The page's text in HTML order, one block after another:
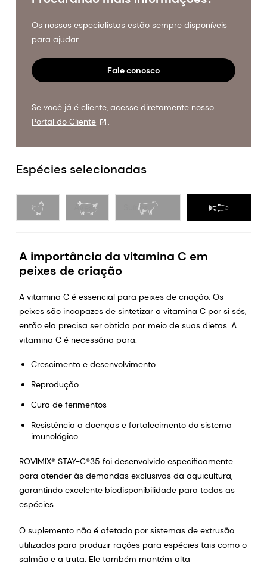
Os nossos especialistas estão sempre disponíveis
para ajudar.
Fale conosco
Se você já é cliente, acesse diretamente nosso
Portal do Cliente
.
Espécies selecionadas
Aves Suínos Ruminantes
A importância da vitamina C em
peixes de criação
A vitamina C é essencial para peixes de criação. Os
peixes são incapazes de sintetizar a vitamina C por si sós,
então ela precisa ser obtida por meio de suas dietas. A
vitamina C é necessária para:
Crescimento e desenvolvimento
Reprodução
Cura de ferimentos
Resistência a doenças e fortalecimento do sistema
imunológico
ROVIMIX® STAY-C®35 foi desenvolvido especificamente
para atender às demandas exclusivas da aquicultura,
garantindo excelente biodisponibilidade para todas as
espécies.
O suplemento não é afetado por sistemas de extrusão
utilizados para produzir rações para espécies tais como o
salmão e a truta. Ele também mantém alta